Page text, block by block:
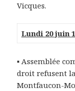
Vicques.
Lundi 20 juin
▪ Assemblée
droit refusent
Montfaucon-